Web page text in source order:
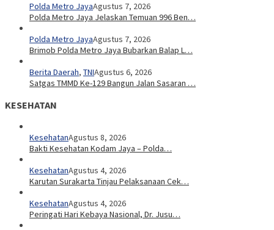
Polda Metro JayaAgustus 7, 2026
Polda Metro Jaya Jelaskan Temuan 996 Ben…
Polda Metro JayaAgustus 7, 2026
Brimob Polda Metro Jaya Bubarkan Balap L…
Berita Daerah, TNIAgustus 6, 2026
Satgas TMMD Ke-129 Bangun Jalan Sasaran …
KESEHATAN
KesehatanAgustus 8, 2026
Bakti Kesehatan Kodam Jaya – Polda…
KesehatanAgustus 4, 2026
Karutan Surakarta Tinjau Pelaksanaan Cek…
KesehatanAgustus 4, 2026
Peringati Hari Kebaya Nasional, Dr. Jusu…